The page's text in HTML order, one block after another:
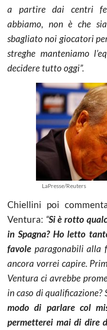
a partire dai centri
abbiamo, non è che
sbagliato noi giocatori
streghe manteniamo
decidere tutto oggi”.
LaPresse/Reuters
Chiellini poi
Ventura: “Si è rotto
in Spagna? Ho letto
favole paragonabili alla
ancora vorrei capire.
Ventura ci avrebbe
in caso di qualificazione?
modo di parlare col
permetterei mai di dire